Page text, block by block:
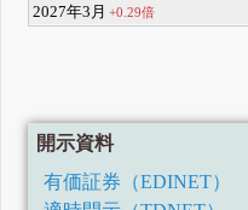
2027年3月 +0.29倍
開示資料
有価証券（EDINET）